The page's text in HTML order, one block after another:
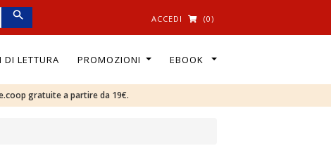
ACCEDI (0)
DI LETTURA PROMOZIONI EBOOK
gratuite a partire da 19€.